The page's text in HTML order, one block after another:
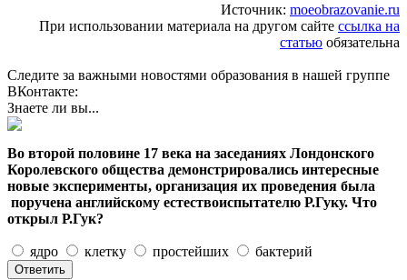
Источник: moeobrazovanie.ru
При использовании материала на другом сайте ссылка на
статью обязательна
Следите за важными новостями образования в нашей группе
ВКонтакте:
Знаете ли вы...
Во второй половине 17 века на заседаниях Лондонского
Королевского общества демонстрировались интересные
новые эксперименты, организация их проведения была
поручена английскому естествоиспытателю Р.Гуку. Что
открыл Р.Гук?
ядро клетку простейших бактерий